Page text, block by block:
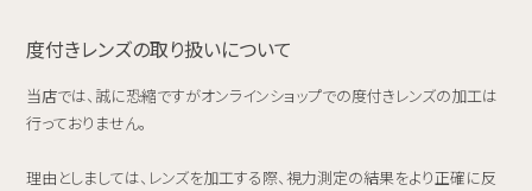
度付きレンズの取り扱いについて
当店では、誠に恐縮ですがオンラインショップでの度付きレンズの加工は
行っておりません。
理由としましては、レンズを加工する際、視力測定の結果をより正確に反